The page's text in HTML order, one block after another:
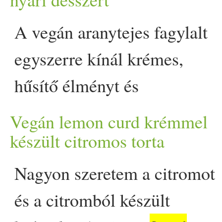
folyadékot, lédús
részben ehhez több
fokozódik a
türelmetlenség,
izgalmas átmeneti
megyünk az augusztus
kiegyensúlyozó életmódé
lecsillapításának egyik
akadt, aki még a
pultja mögé,
Prove.hu.
A vegán aranytejes fagylalt
egyszerre kínál krémes,
hűsítő élményt és
egészségvédő hatást a
kurkuma
erejének köszönhetően. Ez a
könnyen elkészíthető,
Vegán lemon curd krémmel
készült citromos torta
Nagyon szeretem a citromot
és a citromból készült